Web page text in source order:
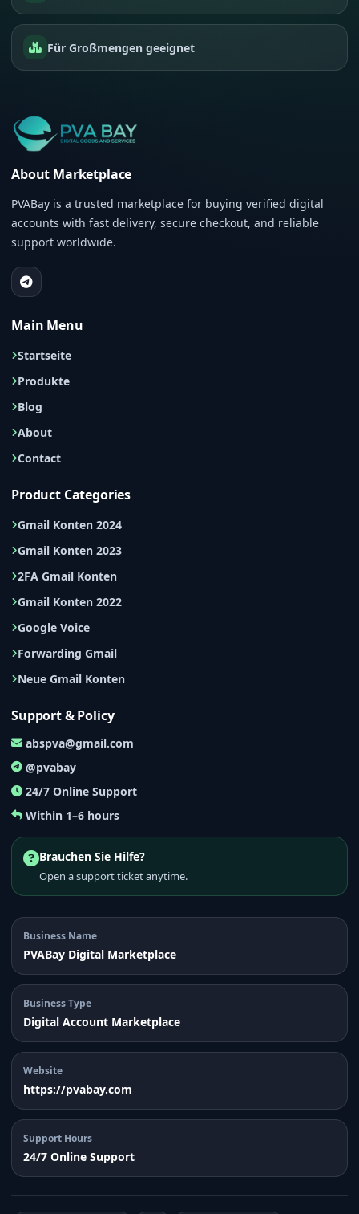
Für Großmengen geeignet
About Marketplace
PVABay is a trusted marketplace for buying verified digital
accounts with fast delivery, secure checkout, and reliable
support worldwide.
Main Menu
Startseite
Produkte
Blog
About
Contact
Product Categories
Gmail Konten 2024
Gmail Konten 2023
2FA Gmail Konten
Gmail Konten 2022
Google Voice
Forwarding Gmail
Neue Gmail Konten
Support & Policy
abspva@gmail.com
@pvabay
24/7 Online Support
Within 1–6 hours
Brauchen Sie Hilfe?
Open a support ticket anytime.
Business Name
PVABay Digital Marketplace
Business Type
Digital Account Marketplace
Website
https://pvabay.com
Support Hours
24/7 Online Support